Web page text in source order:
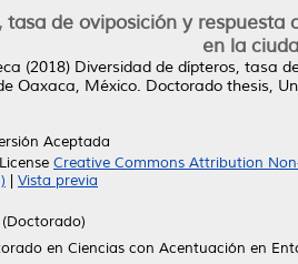
tasa de oviposición y
en la
(2018) Diversidad de dípteros, tasa
Oaxaca, México. Doctorado thesis,
Aceptada
Creative Commons Attribution
Vista previa
(Doctorado)
en Ciencias con Acentuación en